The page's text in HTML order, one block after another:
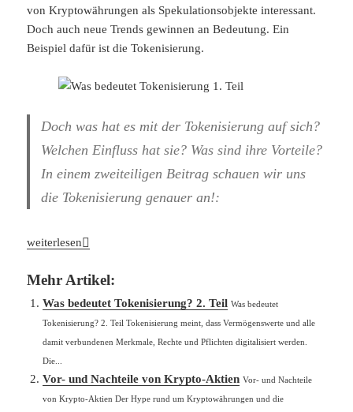
von Kryptowährungen als Spekulationsobjekte interessant.
Doch auch neue Trends gewinnen an Bedeutung. Ein
Beispiel dafür ist die Tokenisierung.
Doch was hat es mit der Tokenisierung auf sich?
Welchen Einfluss hat sie? Was sind ihre Vorteile?
In einem zweiteiligen Beitrag schauen wir uns
die Tokenisierung genauer an!:
Was bedeutet Tokenisierung? 1. Teil
weiterlesen
Mehr Artikel:
Was bedeutet Tokenisierung? 2. Teil Was bedeutet
Tokenisierung? 2. Teil Tokenisierung meint, dass Vermögenswerte und alle
damit verbundenen Merkmale, Rechte und Pflichten digitalisiert werden.
Die...
Vor- und Nachteile von Krypto-Aktien Vor- und Nachteile
von Krypto-Aktien Der Hype rund um Kryptowährungen und die